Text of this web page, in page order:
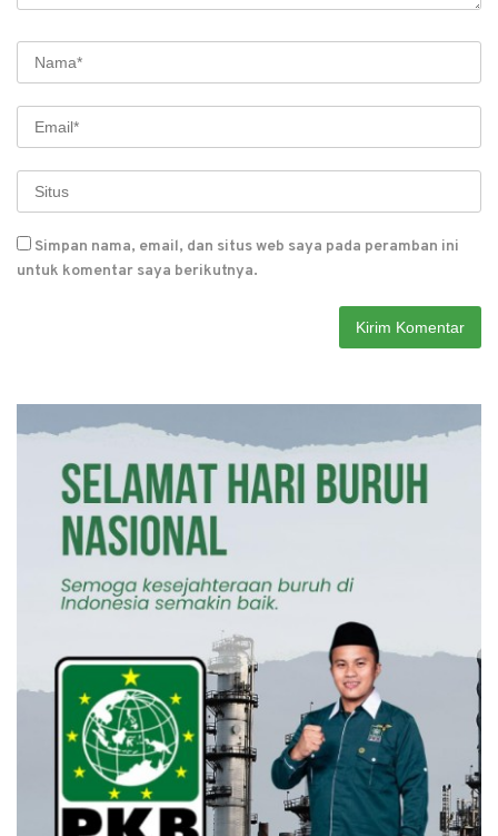
Simpan nama, email, dan situs web saya pada peramban ini
untuk komentar saya berikutnya.